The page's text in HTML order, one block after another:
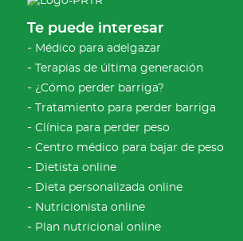
Te puede interesar
Médico para adelgazar
Terapias de última generación
¿Cómo perder barriga?
Tratamiento para perder barriga
Clínica para perder peso
Centro médico para bajar de peso
Dietista online
Dieta personalizada online
Nutricionista online
Plan nutricional online